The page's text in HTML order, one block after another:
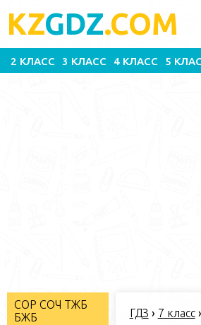
KZGDZ.COM
2 КЛАСС 3 КЛАСС 4 КЛАСС 5
СОР СОЧ ТЖБ
БЖБ
ГДЗ › 7 класс›